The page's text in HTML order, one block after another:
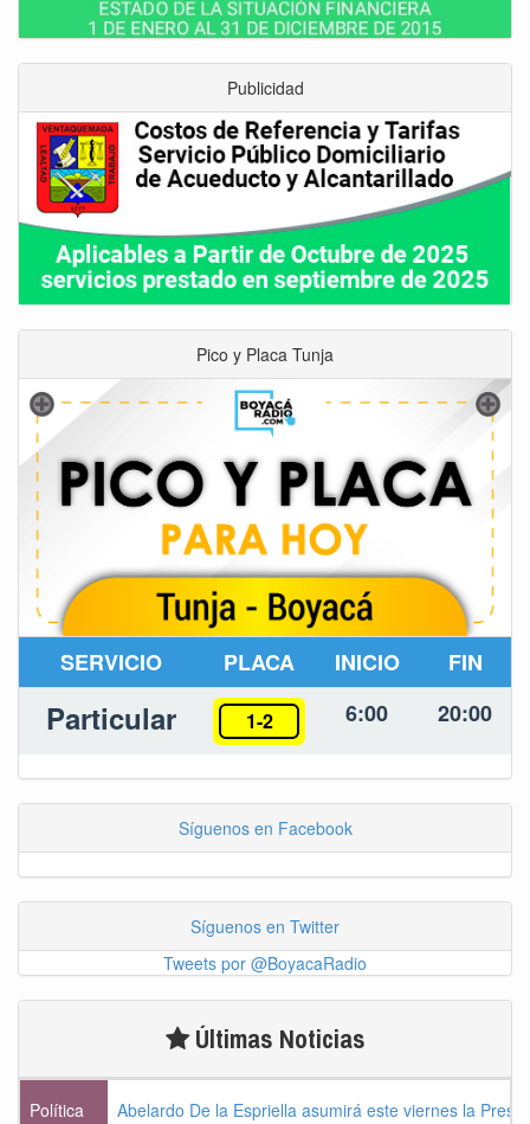
Publicidad
Pico y Placa Tunja
SERVICIO PLACA INICIO FIN
Particular 1-2 6:00 20:00
Síguenos en Facebook
Síguenos en Twitter
Tweets por @BoyacaRadio
Últimas Noticias
Política Abelardo De la Espriella asumirá este viernes la